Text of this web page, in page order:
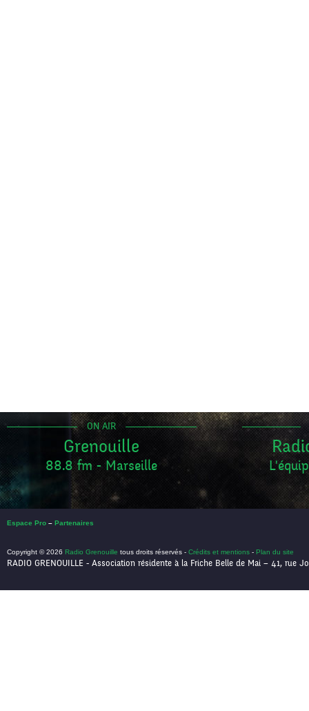
ON AIR
Grenouille
88.8 fm - Marseille
Espace Pro – Partenaires
Copyright © 2026 Radio Grenouille tous droits réservés - Crédits et mentions - Plan du site
RADIO GRENOUILLE - Association résidente à la Friche Belle de Mai – 41, rue